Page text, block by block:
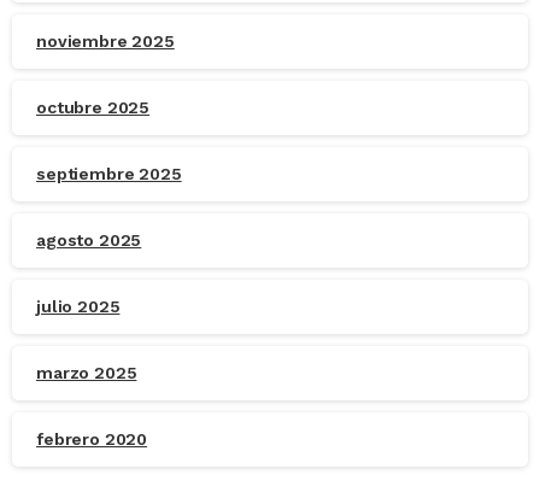
noviembre 2025
octubre 2025
septiembre 2025
agosto 2025
julio 2025
marzo 2025
febrero 2020